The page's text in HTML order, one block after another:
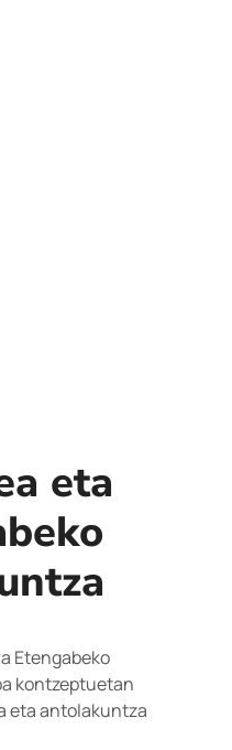
eta
Etengabeko
kontzeptuetan
eta antolakuntza